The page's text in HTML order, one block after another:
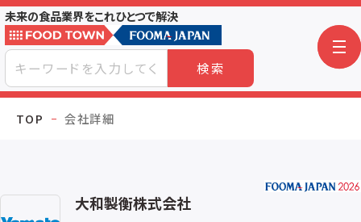
未来の食品業界をこれひとつで解決
検索
TOP 会社詳細
大和製衡株式会社